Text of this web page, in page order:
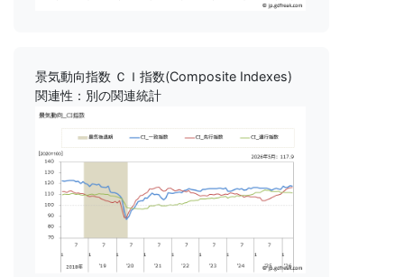
景気動向指数 ＣＩ指数(Composite Indexes)
関連性：別の関連統計